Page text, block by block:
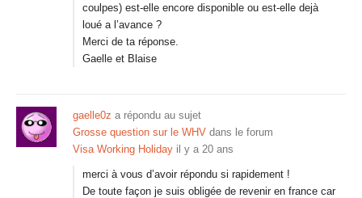
coulpes) est-elle encore disponible ou est-elle dejà
loué a l’avance ?
Merci de ta réponse.
Gaelle et Blaise
gaelle0z a répondu au sujet
Grosse question sur le WHV dans le forum
Visa Working Holiday il y a 20 ans
merci à vous d’avoir répondu si rapidement !
De toute façon je suis obligée de revenir en france car